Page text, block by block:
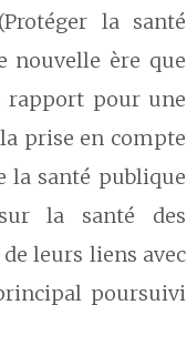
la santé
nouvelle ère que
rapport pour une
prise en compte
la santé publique
la santé des
leurs liens avec
poursuivi